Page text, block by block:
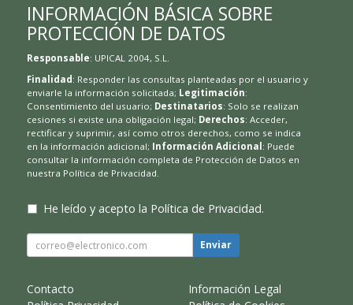
INFORMACIÓN BÁSICA SOBRE
PROTECCIÓN DE DATOS
Responsable: UPICAL 2004, S.L.
Finalidad : Responder las consultas planteadas por el usuario y
enviarle la información solicitada; Legitimación:
Consentimiento del usuario; Destinatarios: Solo se realizan
cesiones si existe una obligación legal; Derechos: Acceder,
rectificar y suprimir, así como otros derechos, como se indica
en la información adicional; Información Adicional : Puede
consultar la información completa de Protección de Datos en
nuestra Política de Privacidad.
He leído y acepto la Política de Privacidad.
Enviar
Contacto
Información Legal